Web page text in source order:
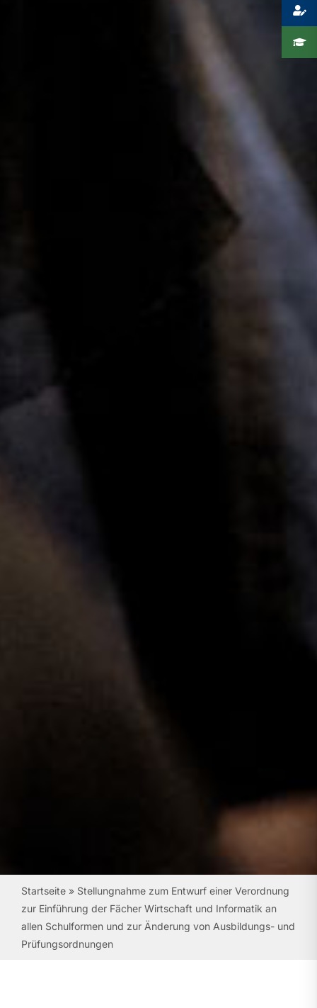
Startseite» Stellungnahme zum Entwurf einer Verordnung
zur Einführung der Fächer Wirtschaft und Informatik an
allen Schulformen und zur Änderung von Ausbildungs- und
Prüfungsordnungen